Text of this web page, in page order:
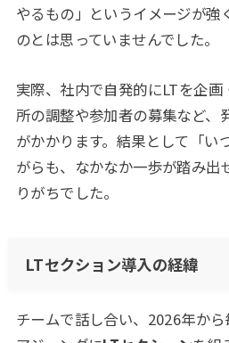
やるもの」というイメージが強
のとは思っていませんでした。
実際、社内で自発的にLTを企
所の調整や参加者の募集など、
がかかります。結果として「い
がらも、なかなか一歩が踏み出
りがちでした。
LTセクション導入の経緯
チームで話し合い、2026年か